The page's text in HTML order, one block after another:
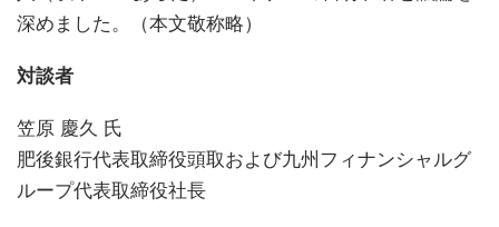
深めました。（本文敬称略）
対談者
笠原 慶久 氏
肥後銀行代表取締役頭取および九州フィナンシャルグ
ループ代表取締役社長